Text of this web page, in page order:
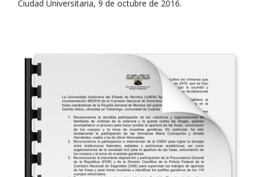
Ciudad Universitaria, 9 de octubre de 2016.